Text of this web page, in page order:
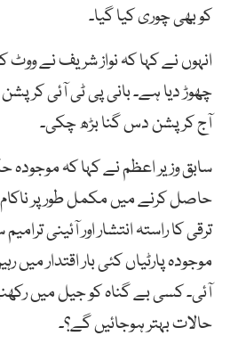
کو بھی چوری کیا گیا۔
انہوں نے کہا کہ نواز شریف نے ووٹ
چھوڑ دیا ہے۔ بانی پی ٹی آئی
آج کرپشن دس گنا بڑھ چکی۔
سابق وزیر اعظم نے کہا کہ
حاصل کرنے میں مکمل طور پر
ترقی کا راستہ انتشار اور آئینی
موجودہ پارٹیاں کئی بار اقتدار میں
آئی۔ کسی بے گناہ کو جیل میں
حالات بہتر ہوجائیں گے؟۔